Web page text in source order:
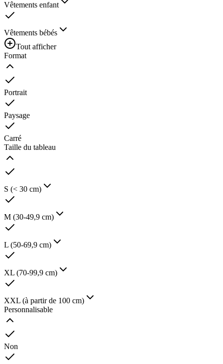
Vêtements enfant
Vêtements bébés
Tout afficher
Format
Portrait
Paysage
Carré
Taille du tableau
S (< 30 cm)
M (30-49,9 cm)
L (50-69,9 cm)
XL (70-99,9 cm)
XXL (à partir de 100 cm)
Personnalisable
Non